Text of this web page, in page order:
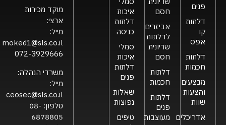
פנים
דלתות
קו
אפס
דלתות
חכמות
מבצעים
והצעות
שוות
אדריכלים
חסם
אביזרים
לדלתות
שריונית
חסם
דלתות
חכמות
דלתות
פנים
מעוצבות
איכות
דלתות
כניסה
סמלי
איכות
דלתות
פנים
שאלות
נפוצות
טיפים
מוקד מכירות
ארצי:
מייל:
moked1@sls.co.il
072-3929666
משרדי הנהלה:
מייל:
ceosec@sls.co.il
טלפון: 08-
6878805